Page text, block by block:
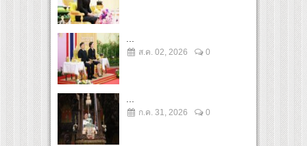
...
ส.ค. 02, 2026 0
...
ก.ค. 31, 2026 0